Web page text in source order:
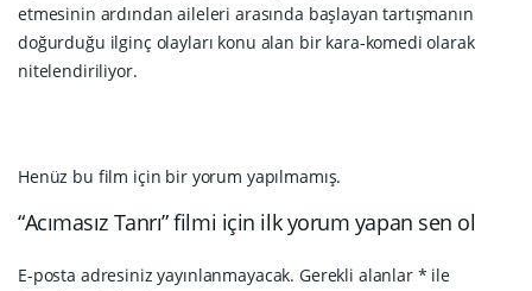
etmesinin ardından aileleri arasında başlayan tartışmanın
doğurduğu ilginç olayları konu alan bir kara-komedi olarak
nitelendiriliyor.
“Acımasız Tanrı” filmi için ilk yorum yapan sen ol
E-posta adresiniz yayınlanmayacak. Gerekli alanlar * ile
Henüz bu film için bir yorum yapılmamış.